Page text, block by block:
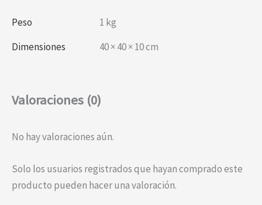
Peso
1 kg
Dimensiones
40 × 40 × 10 cm
Valoraciones (0)
No hay valoraciones aún.
Solo los usuarios registrados que hayan comprado este
producto pueden hacer una valoración.